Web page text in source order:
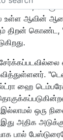
விலை, 30
உள்ள ஆவின்
திறன் கொண்ட,
ஹை
ஒரு
இது அதிக
பால்